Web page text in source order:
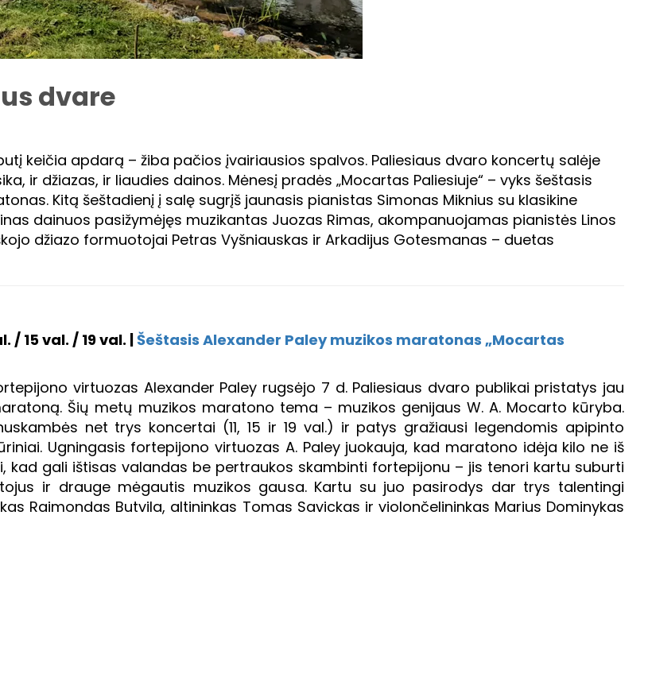
dvare
keičia apdarą – žiba pačios įvairiausios spalvos. Paliesiaus dvaro koncertų salėje
ir džiazas, ir liaudies dainos. Mėnesį pradės „Mocartas Paliesiuje“ – vyks šeštasis
Kitą šeštadienį į salę sugrįš jaunasis pianistas Simonas Miknius su klasikine
dainuos pasižymėjęs muzikantas Juozas Rimas, akompanuojamas pianistės Linos
džiazo formuotojai Petras Vyšniauskas ir Arkadijus Gotesmanas – duetas
/ 15 val. / 19 val. |Šeštasis Alexander Paley muzikos maratonas „Mocartas
virtuozas Alexander Paley rugsėjo 7 d. Paliesiaus dvaro publikai pristatys jau
Šių metų muzikos maratono tema – muzikos genijaus W. A. Mocarto kūryba.
net trys koncertai (11, 15 ir 19 val.) ir patys gražiausi legendomis apipinto
Ugningasis fortepijono virtuozas A. Paley juokauja, kad maratono idėja kilo ne iš
kad gali ištisas valandas be pertraukos skambinti fortepijonu – jis tenori kartu suburti
ir drauge mėgautis muzikos gausa. Kartu su juo pasirodys dar trys talentingi
Raimondas Butvila, altininkas Tomas Savickas ir violončelininkas Marius Dominykas